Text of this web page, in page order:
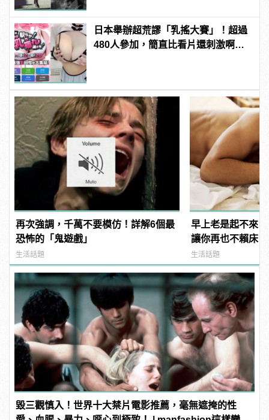
日本舉辦超荒謬「乳搖大賽」！超過
480人參加，簡直比看片還刺激啊！ |
再次強調，千萬不要模仿！詳解6個最
恐怖的「鬼遊戲」
生活話題
早上老是起不來
讓你再也不賴床！
生活話題
毀三觀慎入！世界十大禁片電影推薦，毫無遮掩的性